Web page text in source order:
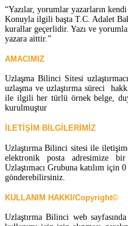
“Yazılar, yorumlar yazarların
Konuyla ilgili başta T.C. Adalet
kurallar geçerlidir. Yazı ve
yazara aittir.”
AMACIMIZ
Uzlaşma Bilinci Sitesi
uzlaşma ve uzlaştırma süreci
ile ilgili her türlü örnek belge,
kurulmuştur
İLETİŞİM BİLGİLERİMİZ
Uzlaştırma Bilinci sitesi ile
elektronik posta adresimize
Uzlaştımacı Grubuna katılım için
gönderebilirsiniz.
KULLANIM HAKKI/Copyright©
Uzlaştırma Bilinci web